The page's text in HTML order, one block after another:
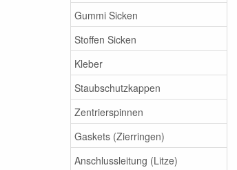
Gummi Sicken
Stoffen Sicken
Kleber
Staubschutzkappen
Zentrierspinnen
Gaskets (Zierringen)
Anschlussleitung (Litze)